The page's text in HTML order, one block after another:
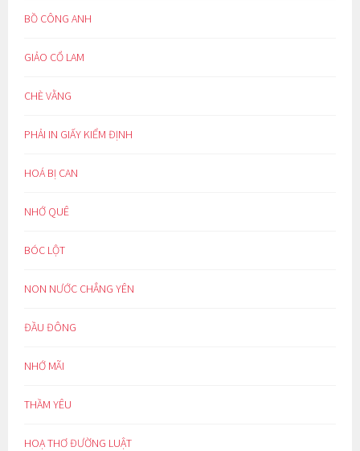
BỒ CÔNG ANH
GIẢO CỔ LAM
CHÈ VẰNG
PHẢI IN GIẤY KIỂM ĐỊNH
HOÁ BỊ CAN
NHỚ QUÊ
BÓC LỘT
NON NƯỚC CHẲNG YÊN
ĐẦU ĐÔNG
NHỚ MÃI
THẦM YÊU
HOẠ THƠ ĐƯỜNG LUẬT